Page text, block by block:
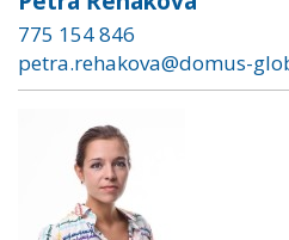
775 154 846
petra.rehakova@domus-